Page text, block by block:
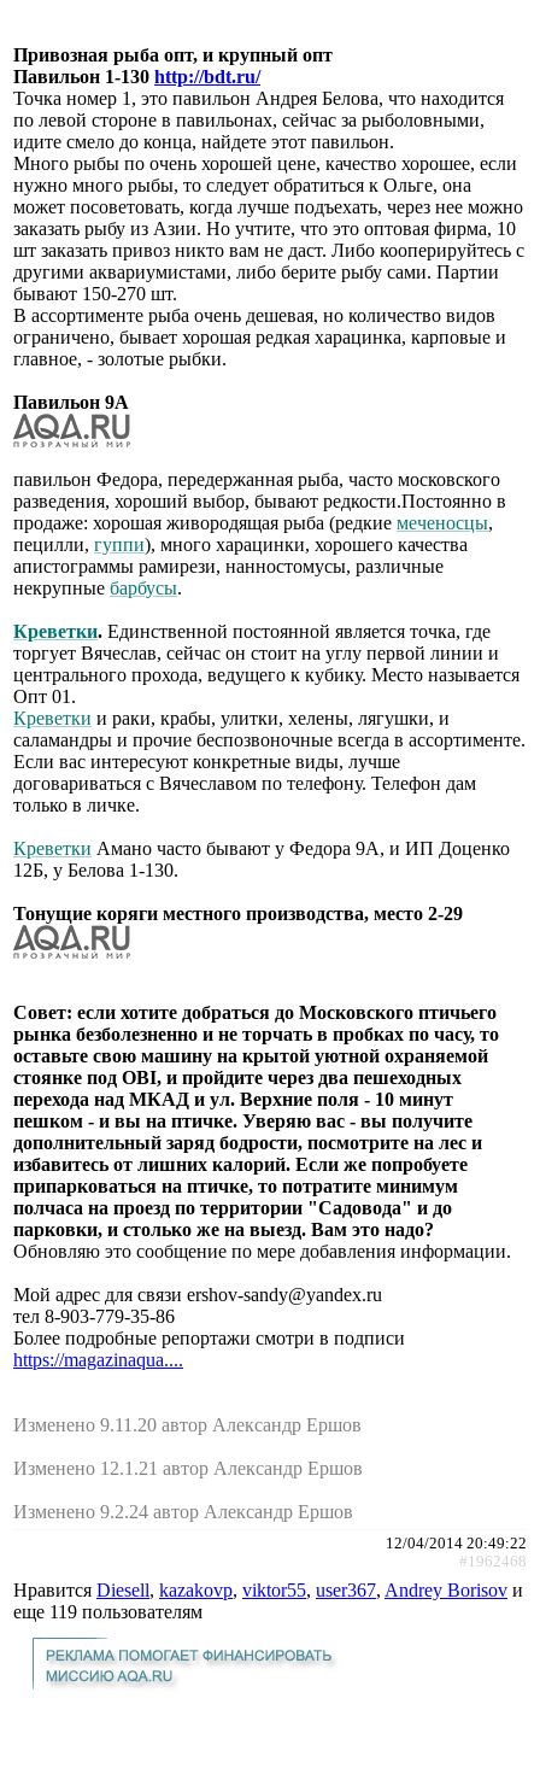
Привозная рыба опт, и крупный опт
Павильон 1-130 http://bdt.ru/
Точка номер 1, это павильон Андрея Белова, что находится
по левой стороне в павильонах, сейчас за рыболовными,
идите смело до конца, найдете этот павильон.
Много рыбы по очень хорошей цене, качество хорошее, если
нужно много рыбы, то следует обратиться к Ольге, она
может посоветовать, когда лучше подъехать, через нее можно
заказать рыбу из Азии. Но учтите, что это оптовая фирма, 10
шт заказать привоз никто вам не даст. Либо кооперируйтесь с
другими аквариумистами, либо берите рыбу сами. Партии
бывают 150-270 шт.
В ассортименте рыба очень дешевая, но количество видов
ограничено, бывает хорошая редкая харацинка, карповые и
главное, - золотые рыбки.
Павильон 9А
павильон Федора, передержанная рыба, часто московского
разведения, хороший выбор, бывают редкости.Постоянно в
продаже: хорошая живородящая рыба (редкие меченосцы,
пецилли, гуппи), много харацинки, хорошего качества
апистограммы рамирези, нанностомусы, различные
некрупные барбусы.
Креветки. Единственной постоянной является точка, где
торгует Вячеслав, сейчас он стоит на углу первой линии и
центрального прохода, ведущего к кубику. Место называется
Опт 01.
Креветки и раки, крабы, улитки, хелены, лягушки, и
саламандры и прочие беспозвоночные всегда в ассортименте.
Если вас интересуют конкретные виды, лучше
договариваться с Вячеславом по телефону. Телефон дам
только в личке.
Креветки Амано часто бывают у Федора 9А, и ИП Доценко
12Б, у Белова 1-130.
Тонущие коряги местного производства, место 2-29
Совет: если хотите добраться до Московского птичьего
рынка безболезненно и не торчать в пробках по часу, то
оставьте свою машину на крытой уютной охраняемой
стоянке под OBI, и пройдите через два пешеходных
перехода над МКАД и ул. Верхние поля - 10 минут
пешком - и вы на птичке. Уверяю вас - вы получите
дополнительный заряд бодрости, посмотрите на лес и
избавитесь от лишних калорий. Если же попробуете
припарковаться на птичке, то потратите минимум
полчаса на проезд по территории "Садовода" и до
парковки, и столько же на выезд. Вам это надо?
Обновляю это сообщение по мере добавления информации.
Мой адрес для связи ershov-sandy@yandex.ru
тел 8-903-779-35-86
Более подробные репортажи смотри в подписи
https://magazinaqua....
Изменено 9.11.20 автор Александр Ершов
Изменено 12.1.21 автор Александр Ершов
Изменено 9.2.24 автор Александр Ершов
12/04/2014 20:49:22
#1962468
Нравится Diesell, kazakovp, viktor55, user367, Andrey Borisov и
еще 119 пользователям